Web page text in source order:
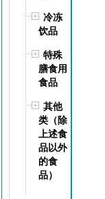
冷冻
饮品
特殊
膳食用
食品
其他
类（除
上述食
品以外
的食
品）